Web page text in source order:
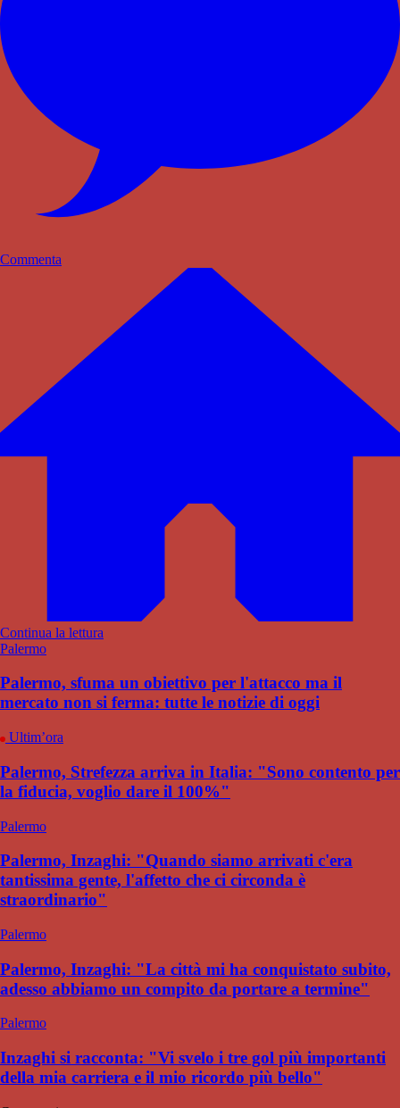
Commenta
Continua la lettura
Palermo
Palermo, sfuma un obiettivo per l'attacco ma il
mercato non si ferma: tutte le notizie di oggi
Ultim’ora
Palermo, Strefezza arriva in Italia: "Sono contento per
la fiducia, voglio dare il 100%"
Palermo
Palermo, Inzaghi: "Quando siamo arrivati c'era
tantissima gente, l'affetto che ci circonda è
straordinario"
Palermo
Palermo, Inzaghi: "La città mi ha conquistato subito,
adesso abbiamo un compito da portare a termine"
Palermo
Inzaghi si racconta: "Vi svelo i tre gol più importanti
della mia carriera e il mio ricordo più bello"